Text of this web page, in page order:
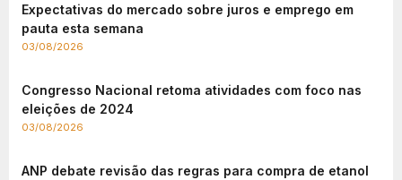
Expectativas do mercado sobre juros e emprego em
pauta esta semana
03/08/2026
Congresso Nacional retoma atividades com foco nas
eleições de 2024
03/08/2026
ANP debate revisão das regras para compra de etanol